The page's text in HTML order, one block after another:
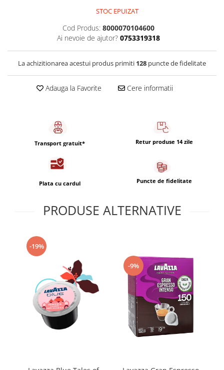
STOC EPUIZAT
Cod Produs: 8000070104600
Ai nevoie de ajutor? 0753319318
La achizitionarea acestui produs primiti 128 puncte de fidelitate
Adauga la Favorite Cere informatii
Transport gratuit* Retur produse 14 zile
Plata cu cardul Puncte de fidelitate
PRODUSE ALTERNATIVE
-19%
-9%